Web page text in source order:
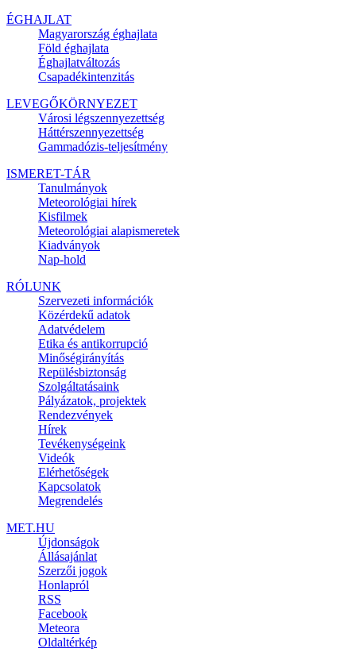
ÉGHAJLAT
Magyarország éghajlata
Föld éghajlata
Éghajlatváltozás
Csapadékintenzitás
LEVEGŐKÖRNYEZET
Városi légszennyezettség
Háttérszennyezettség
Gammadózis-teljesítmény
ISMERET-TÁR
Tanulmányok
Meteorológiai hírek
Kisfilmek
Meteorológiai alapismeretek
Kiadványok
Nap-hold
RÓLUNK
Szervezeti információk
Közérdekű adatok
Adatvédelem
Etika és antikorrupció
Minőségirányítás
Repülésbiztonság
Szolgáltatásaink
Pályázatok, projektek
Rendezvények
Hírek
Tevékenységeink
Videók
Elérhetőségek
Kapcsolatok
Megrendelés
MET.HU
Újdonságok
Állásajánlat
Szerzői jogok
Honlapról
RSS
Facebook
Meteora
Oldaltérkép